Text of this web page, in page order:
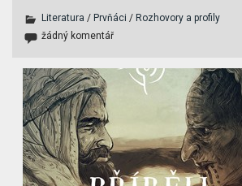
Literatura / Prvňáci / Rozhovory a profily
žádný komentář